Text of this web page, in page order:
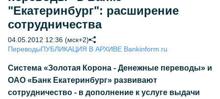
"Екатеринбург": расширение
сотрудничества
04.05.2012 12:36 (мск+2)
ПереводыПУБЛИКАЦИЯ В АРХИВЕ Bankinform.ru
Система «Золотая Корона - Денежные переводы» и
ОАО «Банк Екатеринбург» развивают
сотрудничество - в дополнение к услуге выдачи